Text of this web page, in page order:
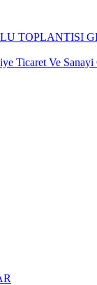
TOPLANTISI